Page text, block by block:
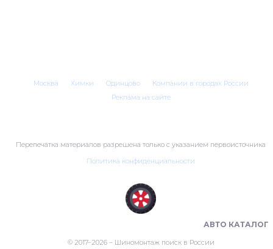
АВТО КАТАЛОГ
© 2017–2026 – Шиномонтаж поиск в России
Москва Химки Одинцово
Компании в городах России
Реклама на сайте
Перепечатка материалов разрешена только с указанием первоисточника
Политика конфиденциальности